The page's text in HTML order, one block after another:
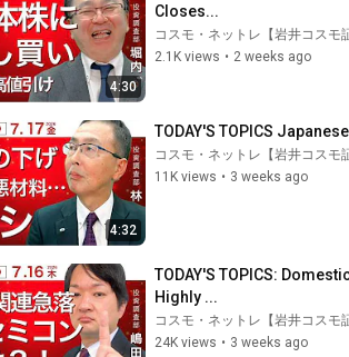
4:30
Closes...
コスモ・ネットレ【岩井コスモ
2.1K views • 2 weeks ago
4:32
TODAY'S TOPICS
コスモ・ネットレ【岩井コスモ
11K views • 3 weeks ago
TODAY'S TOPICS:
Highly ...
コスモ・ネットレ【岩井コスモ
24K views • 3 weeks ago